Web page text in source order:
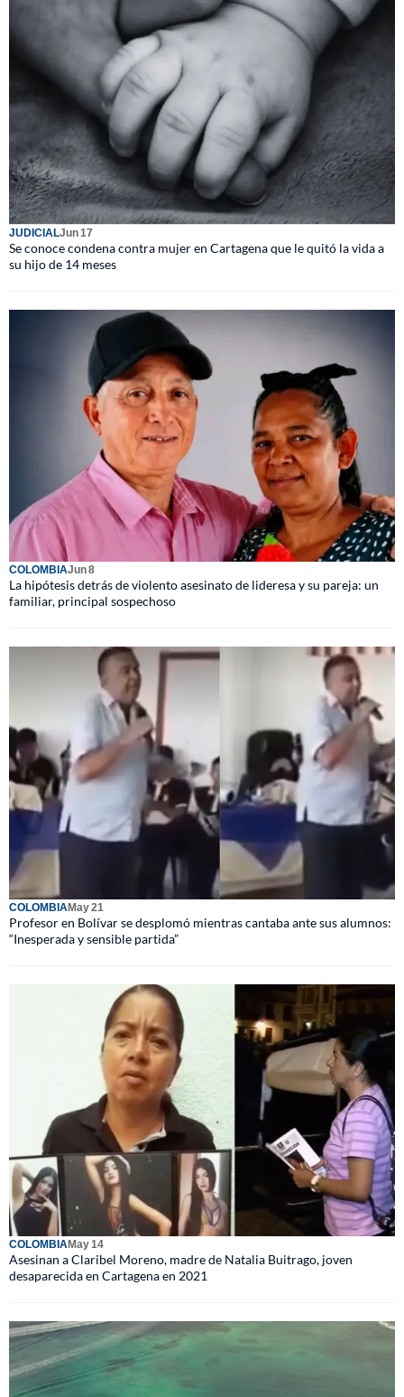
JUDICIALJun 17
Se conoce condena contra mujer en Cartagena que le quitó la vida a
su hijo de 14 meses
COLOMBIAJun 8
La hipótesis detrás de violento asesinato de lideresa y su pareja: un
familiar, principal sospechoso
COLOMBIAMay 21
Profesor en Bolívar se desplomó mientras cantaba ante sus alumnos:
“Inesperada y sensible partida”
COLOMBIAMay 14
Asesinan a Claribel Moreno, madre de Natalia Buitrago, joven
desaparecida en Cartagena en 2021